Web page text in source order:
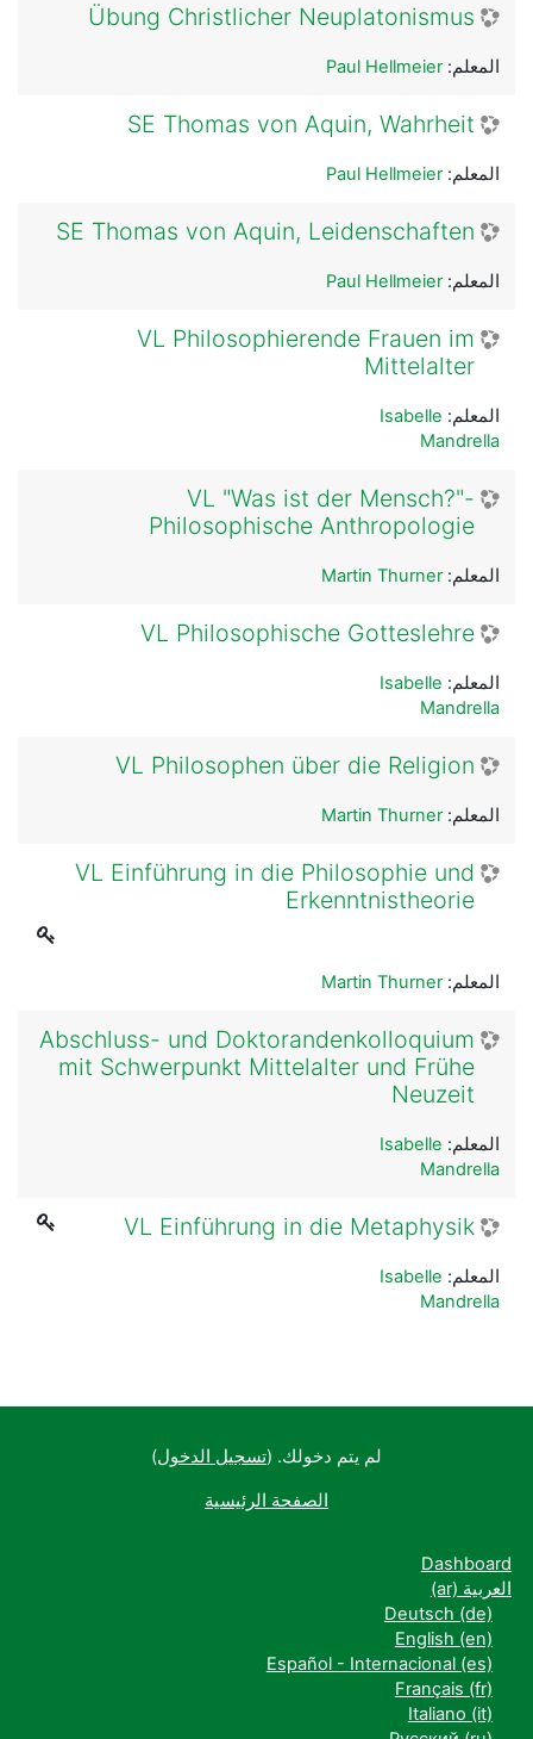
Übung Christlicher Neuplatonismus
المعلم:Paul Hellmeier
SE Thomas von Aquin, Wahrheit
المعلم:Paul Hellmeier
SE Thomas von Aquin, Leidenschaften
المعلم:Paul Hellmeier
VL Philosophierende Frauen im
Mittelalter
المعلم: Isabelle
Mandrella
VL "Was ist der Mensch?"-
Philosophische Anthropologie
المعلم:Martin Thurner
VL Philosophische Gotteslehre
المعلم: Isabelle
Mandrella
VL Philosophen über die Religion
المعلم:Martin Thurner
VL Einführung in die Philosophie und
Erkenntnistheorie
المعلم:Martin Thurner
Abschluss- und Doktorandenkolloquium
mit Schwerpunkt Mittelalter und Frühe
Neuzeit
المعلم: Isabelle
Mandrella
VL Einführung in die Metaphysik
المعلم: Isabelle
Mandrella
لم يتم دخولك. (تسجيل الدخول)
الصفحة الرئيسية
Dashboard
العربية ‎(ar)‎
Deutsch ‎(de)‎
English ‎(en)‎
Español - Internacional ‎(es)‎
Français ‎(fr)‎
Italiano ‎(it)‎